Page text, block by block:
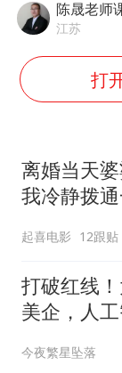
陈晟老师
江苏
打
离婚当天
我冷静拨
起喜电影 12跟贴
打破红线
美企，人
今夜繁星坠落